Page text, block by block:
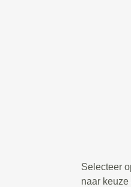
Selecteer
naar